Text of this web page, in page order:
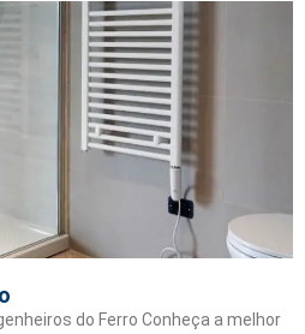
do Ferro Conheça a melhor